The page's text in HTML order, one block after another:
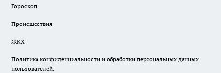
Гороскоп
Происшествия
ЖКХ
Политика конфиденциальности и обработки персональных данных
пользователей.